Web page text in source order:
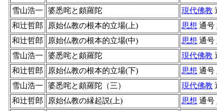
雪山浩一
婆悉咤と頗羅陀 現代佛教
和辻哲郎
原始仏教の根本的立場(上) 思想 通号
和辻哲郎
原始仏教の根本的立場(中) 思想 通号
雪山浩一
婆悉咤と頗羅陀 現代佛教
和辻哲郎
原始仏教の根本的立場(下) 思想 通号
雪山浩一
婆悉咤と頗羅陀（三） 現代佛教
和辻哲郎
原始仏教の縁起説(上) 思想 通号